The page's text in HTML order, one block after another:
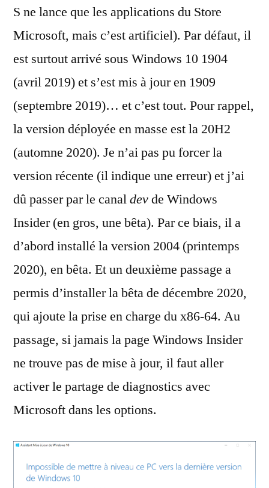
S ne lance que les applications du Store
Microsoft, mais c’est artificiel). Par défaut, il
est surtout arrivé sous Windows 10 1904
(avril 2019) et s’est mis à jour en 1909
(septembre 2019)… et c’est tout. Pour rappel,
la version déployée en masse est la 20H2
(automne 2020). Je n’ai pas pu forcer la
version récente (il indique une erreur) et j’ai
dû passer par le canaldevde Windows
Insider (en gros, une bêta). Par ce biais, il a
d’abord installé la version 2004 (printemps
2020), en bêta. Et un deuxième passage a
permis d’installer la bêta de décembre 2020,
qui ajoute la prise en charge du x86-64. Au
passage, si jamais la page Windows Insider
ne trouve pas de mise à jour, il faut aller
activer le partage de diagnostics avec
Microsoft dans les options.